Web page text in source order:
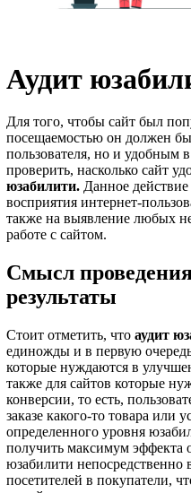
Аудит
Для того, чтобы сайт был
посещаемостью он должен
пользователя, но и удобным
проверить, насколько сайт
юзабилити.Данное действие
восприятия интернет-
также на выявление любых
работе с сайтом.
Смысл
результаты
Стоит отметить, что аудит
единожды и в первую
которые нуждаются в
также для сайтов которые
конверсии, то есть,
заказе какого-то товара или
определенного уровня
получить максимум эффекта
юзабилити непосредственно
посетителей в покупатели,